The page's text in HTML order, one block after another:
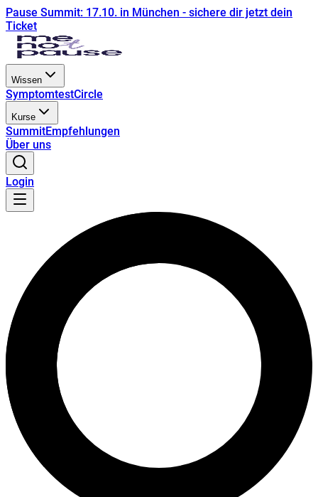
Pause Summit: 17.10. in München - sichere dir jetzt dein
Ticket
Wissen
SymptomtestCircle
Kurse
SummitEmpfehlungen
Über uns
Login